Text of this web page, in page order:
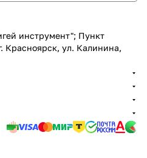
инструмент"; Пункт
Красноярск, ул. Калинина,